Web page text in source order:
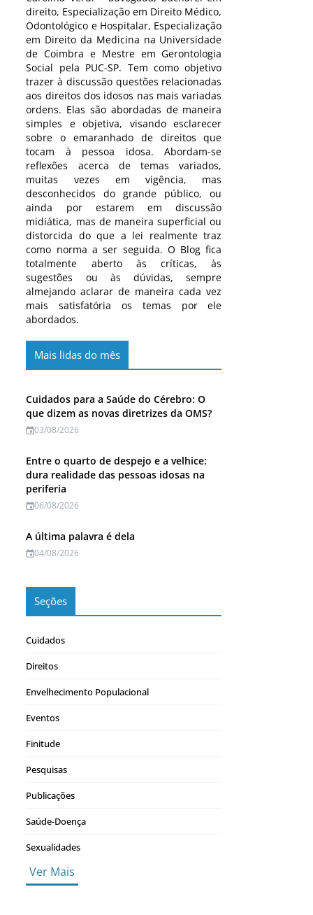
direito, Especialização em Direito Médico,
Odontológico e Hospitalar, Especialização
em Direito da Medicina na Universidade
de Coimbra e Mestre em Gerontologia
Social pela PUC-SP. Tem como objetivo
trazer à discussão questões relacionadas
aos direitos dos idosos nas mais variadas
ordens. Elas são abordadas de maneira
simples e objetiva, visando esclarecer
sobre o emaranhado de direitos que
tocam à pessoa idosa. Abordam-se
reflexões acerca de temas variados,
muitas vezes em vigência, mas
desconhecidos do grande público, ou
ainda por estarem em discussão
midiática, mas de maneira superficial ou
distorcida do que a lei realmente traz
como norma a ser seguida. O Blog fica
totalmente aberto às críticas, às
sugestões ou às dúvidas, sempre
almejando aclarar de maneira cada vez
mais satisfatória os temas por ele
abordados.
Mais lidas do mês
Cuidados para a Saúde do Cérebro: O
que dizem as novas diretrizes da OMS?
03/08/2026
Entre o quarto de despejo e a velhice:
dura realidade das pessoas idosas na
periferia
06/08/2026
A última palavra é dela
04/08/2026
Seções
Cuidados
Direitos
Envelhecimento Populacional
Eventos
Finitude
Pesquisas
Publicações
Saúde-Doença
Sexualidades
Ver Mais